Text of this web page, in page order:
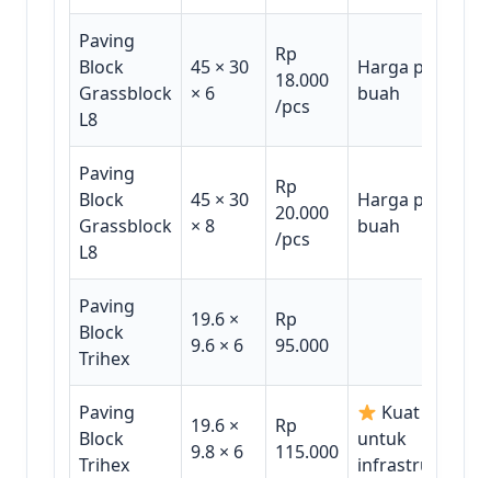
Paving
Block
Grassblock
L8
45 × 30
× 6
Rp
18.000
/pcs
Harga per
buah
Paving
Block
Grassblock
L8
45 × 30
× 8
Rp
20.000
/pcs
Harga per
buah
Paving
Block
Trihex
19.6 ×
9.6 × 6
Rp
95.000
Paving
Block
Trihex
19.6 ×
9.8 × 6
Rp
115.000
Kuat
untuk
infrastruktur